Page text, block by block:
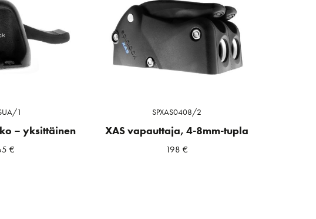
1
– yksittäinen
€
SPXAS0408/2
XAS vapauttaja, 4-8mm-tupla
198€